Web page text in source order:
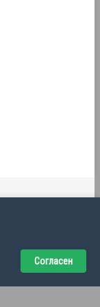
Согласен